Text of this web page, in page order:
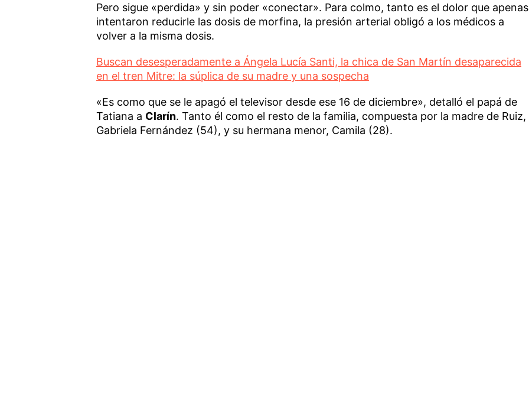
Pero sigue «perdida» y sin poder «conectar». Para colmo, tanto es el dolor que apenas
intentaron reducirle las dosis de morfina, la presión arterial obligó a los médicos a
volver a la misma dosis.
Buscan desesperadamente a Ángela Lucía Santi, la chica de San Martín desaparecida
en el tren Mitre: la súplica de su madre y una sospecha
«Es como que se le apagó el televisor desde ese 16 de diciembre», detalló el papá de
Tatiana a Clarín. Tanto él como el resto de la familia, compuesta por la madre de Ruiz,
Gabriela Fernández (54), y su hermana menor, Camila (28).